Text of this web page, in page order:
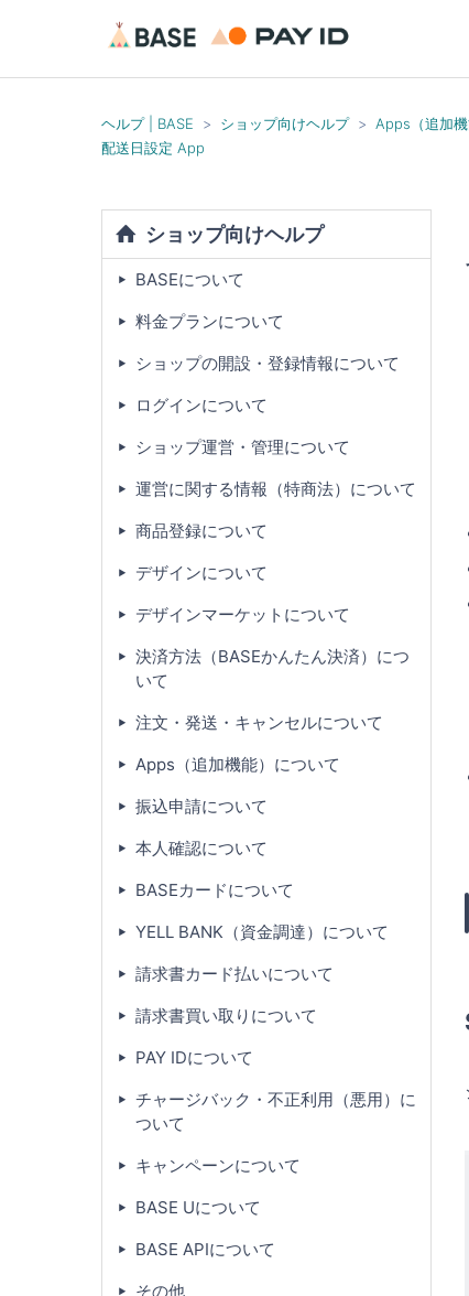
ヘルプ | BASE ショップ向けヘルプ Apps（追加
配送日設定 App
ショップ向けヘルプ
BASEについて
料金プランについて
ショップの開設・登録情報について
ログインについて
ショップ運営・管理について
運営に関する情報（特商法）について
商品登録について
デザインについて
デザインマーケットについて
決済方法（BASEかんたん決済）につ
いて
注文・発送・キャンセルについて
Apps（追加機能）について
振込申請について
本人確認について
BASEカードについて
YELL BANK（資金調達）について
請求書カード払いについて
請求書買い取りについて
PAY IDについて
チャージバック・不正利用（悪用）に
ついて
キャンペーンについて
BASE Uについて
BASE APIについて
その他